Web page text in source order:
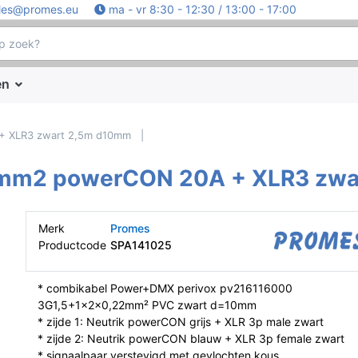
ma - vr 8:30 - 12:30 / 13:00 - 17:00
XLR3 zwart 2,5m d10mm
powerCON 20A + XLR3
Merk
Promes
Productcode SPA141025
* combikabel Power+DMX perivox pv216116000
3G1,5+1x2x0,22mm² PVC zwart d=10mm
* zijde 1: Neutrik powerCON grijs + XLR 3p male zwart
* zijde 2: Neutrik powerCON blauw + XLR 3p female zwart
* signaalpaar verstevigd met gevlochten kous